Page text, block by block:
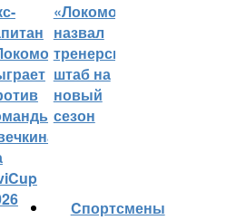
«Локомотив»
назвал
тренерский
штаб на
новый
сезон
Cпортсмены